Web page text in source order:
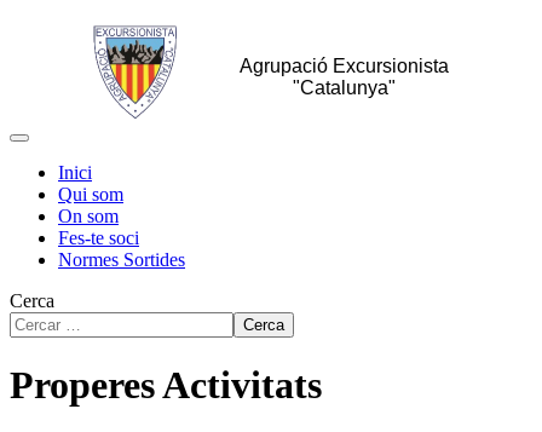
Agrupació Excursionista
"Catalunya"
Inici
Qui som
On som
Fes-te soci
Normes Sortides
Cerca
Cerca
Properes Activitats